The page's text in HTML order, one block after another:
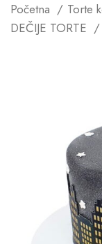
Početna Torte
DEČIJE TORTE